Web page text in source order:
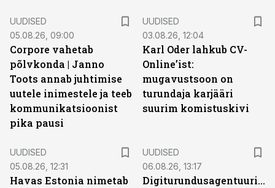
UUDISED
05.08.26, 09:00
Corpore vahetab
põlvkonda | Janno
Toots annab juhtimise
uutele inimestele ja teeb
kommunikatsioonist
pika pausi
UUDISED
03.08.26, 12:04
Karl Oder lahkub CV-
Online’ist:
mugavustsoon on
turundaja karjääri
suurim komistuskivi
UUDISED
05.08.26, 12:31
Havas Estonia nimetab
UUDISED
06.08.26, 13:17
Digiturundusagentuuride